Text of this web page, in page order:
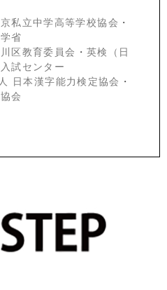
私立中学高等学校協会 ・
省
区教育委員会 ・ 英検（日
試センター
日本漢字能力検定協会 ・
会